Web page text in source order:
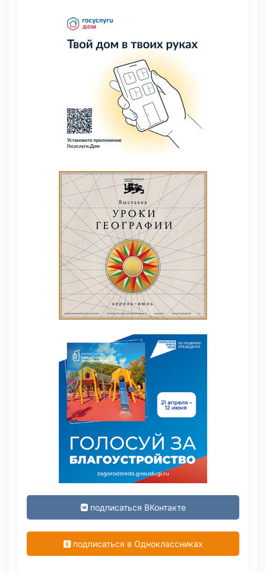
подписаться ВКонтакте
подписаться в Одноклассниках